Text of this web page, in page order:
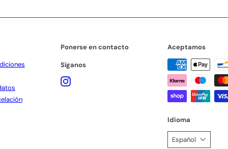
Ponerse en contacto
Síganos
Instagram
Aceptamos
Idioma
Español